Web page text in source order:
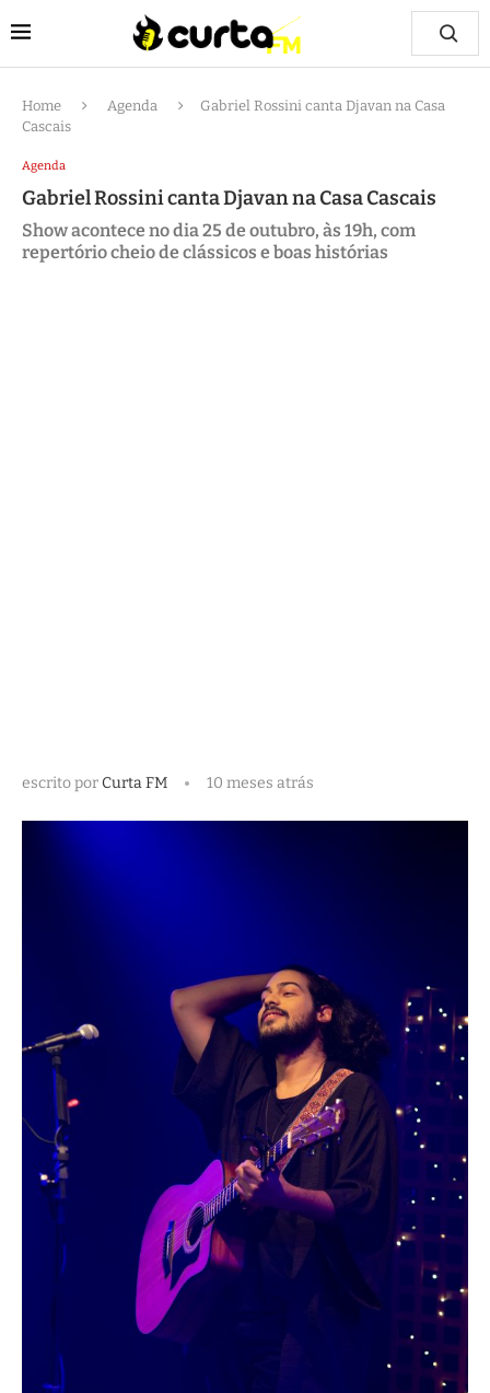
Home Agenda
Gabriel Rossini canta Djavan na Casa
Cascais
Agenda
Gabriel Rossini canta Djavan na Casa Cascais
Show acontece no dia 25 de outubro, às 19h, com
repertório cheio de clássicos e boas histórias
escrito porCurta FM 10 meses atrás